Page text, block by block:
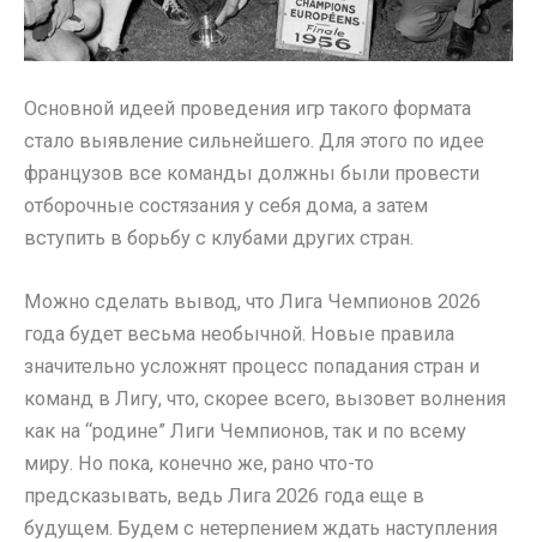
Основной идеей проведения игр такого формата
стало выявление сильнейшего. Для этого по идее
французов все команды должны были провести
отборочные состязания у себя дома, а затем
вступить в борьбу с клубами других стран.
Можно сделать вывод, что Лига Чемпионов 2026
года будет весьма необычной. Новые правила
значительно усложнят процесс попадания стран и
команд в Лигу, что, скорее всего, вызовет волнения
как на “родине” Лиги Чемпионов, так и по всему
миру. Но пока, конечно же, рано что-то
предсказывать, ведь Лига 2026 года еще в
будущем. Будем с нетерпением ждать наступления